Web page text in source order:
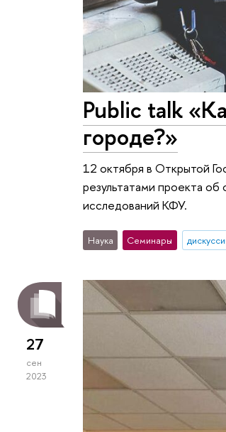
Public talk
городе?»
12 октября в Открытой
результатами проекта
исследований КФУ.
Наука Семинары
27
сен
2023